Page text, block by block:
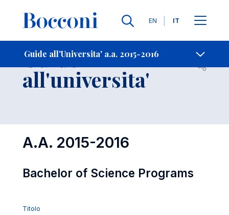
Lingue
EN IT
Guide all'Universita' a.a. 2015-2016
-
Guide
all'universita' Open
A.A. 2015-2016
Bachelor of Science Programs
Titolo